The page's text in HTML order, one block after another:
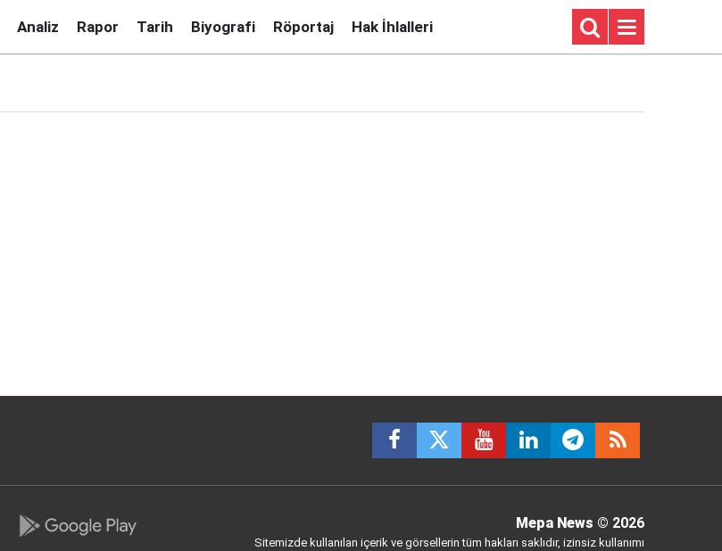
Analiz Rapor Tarih Biyografi Röportaj Hak İhlalleri
Mepa News © 2026
Sitemizde kullanılan içerik ve görsellerin tüm hakları saklıdır, izinsiz kullanımı